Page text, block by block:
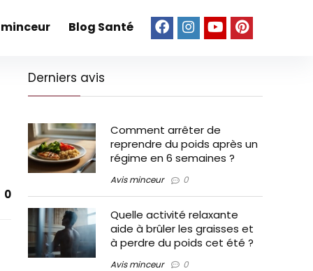
Blog Santé
0
Derniers avis
Comment arrêter de
reprendre du poids après un
régime en 6 semaines ?
Avis minceur 0
Quelle activité relaxante
aide à brûler les graisses et
à perdre du poids cet été ?
Avis minceur 0